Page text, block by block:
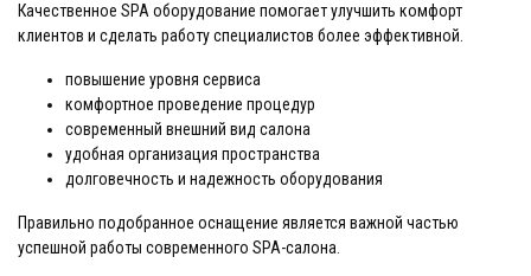
Качественное SPA оборудование помогает улучшить комфорт
клиентов и сделать работу специалистов более эффективной.
повышение уровня сервиса
комфортное проведение процедур
современный внешний вид салона
удобная организация пространства
долговечность и надежность оборудования
Правильно подобранное оснащение является важной частью
успешной работы современного SPA-салона.